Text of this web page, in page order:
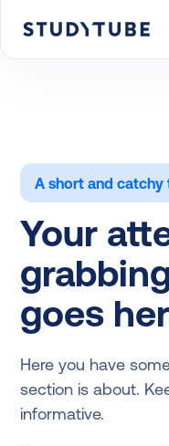
A short and catchy
Your
goes
Here you have
section is about.
informative.